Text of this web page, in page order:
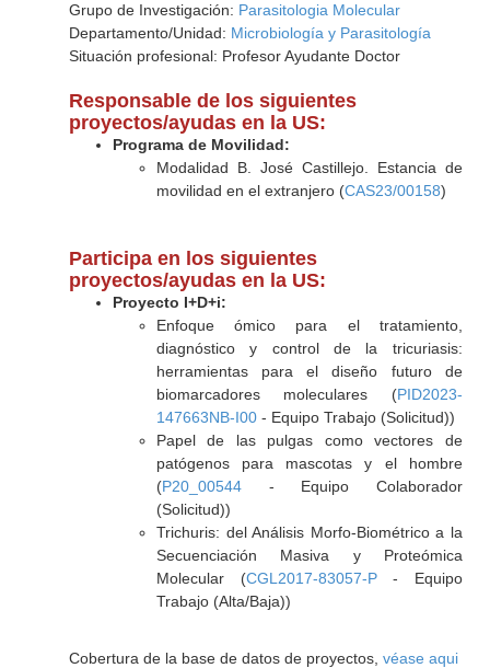
Grupo de Investigación: Parasitologia Molecular
Departamento/Unidad: Microbiología y Parasitología
Situación profesional: Profesor Ayudante Doctor
Responsable de los siguientes
proyectos/ayudas en la US:
Programa de Movilidad:
Modalidad B. José Castillejo. Estancia de
movilidad en el extranjero (CAS23/00158)
Participa en los siguientes
proyectos/ayudas en la US:
Proyecto I+D+i:
Enfoque ómico para el tratamiento,
diagnóstico y control de la tricuriasis:
herramientas para el diseño futuro de
biomarcadores moleculares (PID2023-
147663NB-I00- Equipo Trabajo (Solicitud))
Papel de las pulgas como vectores de
patógenos para mascotas y el hombre
(P20_00544- Equipo Colaborador
(Solicitud))
Trichuris: del Análisis Morfo-Biométrico a la
Secuenciación Masiva y Proteómica
Molecular (CGL2017-83057-P- Equipo
Trabajo (Alta/Baja))
Cobertura de la base de datos de proyectos, véase aqui